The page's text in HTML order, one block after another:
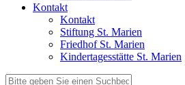
Kontakt
Kontakt
Stiftung St. Marien
Friedhof St. Marien
Kindertagesstätte St. Marien